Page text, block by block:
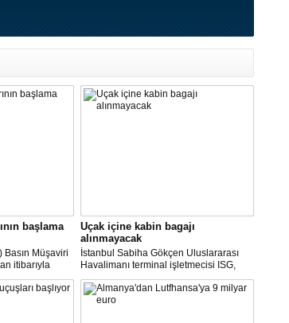
başlama
Basın Müşaviri
itibarıyla
Anadolu’daki
başlayacağız"
Uçak içine kabin bagajı
alınmayacak
İstanbul Sabiha Gökçen Uluslararası
Havalimanı terminal işletmecisi ISG,
yarın başlayacak iç hat uçuşlarında
uçak içerisine kabin bagajı kabul
edilmeyeceğini duyurdu.